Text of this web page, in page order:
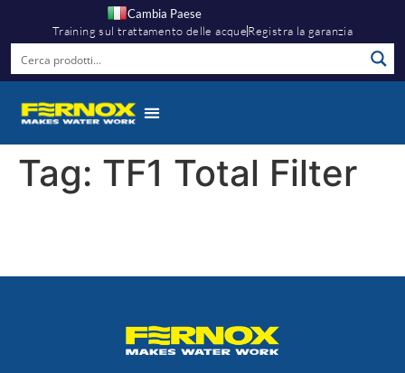
Cambia Paese
Training sul trattamento delle acqueRegistra la garanzia
Tag: TF1 Total Filter